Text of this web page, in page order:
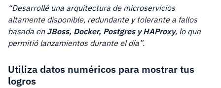
“Desarrollé una arquitectura de microservicios
altamente disponible, redundante y tolerante a fallos
basada enJBoss, Docker, Postgres y HAProxy, lo que
permitió lanzamientos durante el día”.
Utiliza datos numéricos para mostrar tus
logros